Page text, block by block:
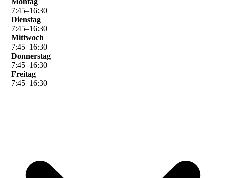
7:45–16:30
Dienstag
7:45–16:30
Mittwoch
7:45–16:30
Donnerstag
7:45–16:30
Freitag
7:45–16:30